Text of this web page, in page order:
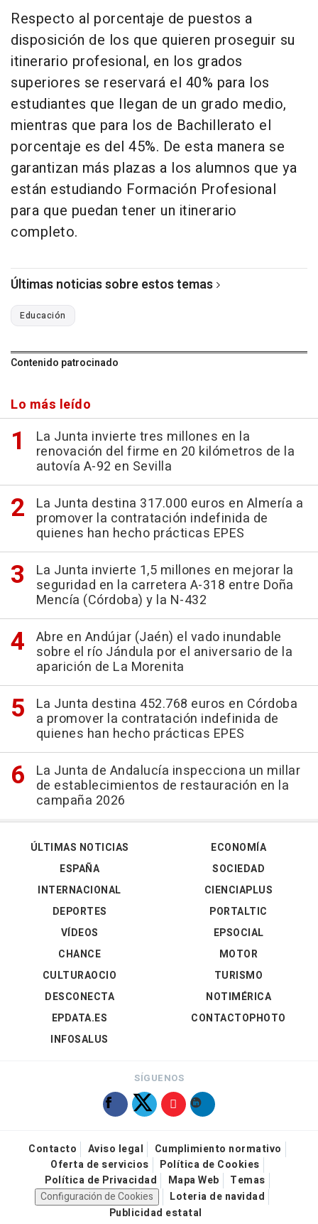
Respecto al porcentaje de puestos a
disposición de los que quieren proseguir su
itinerario profesional, en los grados
superiores se reservará el 40% para los
estudiantes que llegan de un grado medio,
mientras que para los de Bachillerato el
porcentaje es del 45%. De esta manera se
garantizan más plazas a los alumnos que ya
están estudiando Formación Profesional
para que puedan tener un itinerario
completo.
Últimas noticias sobre estos temas
Educación
Contenido patrocinado
Lo más leído
La Junta invierte tres millones en la
renovación del firme en 20 kilómetros de la
autovía A-92 en Sevilla
La Junta destina 317.000 euros en Almería a
promover la contratación indefinida de
quienes han hecho prácticas EPES
La Junta invierte 1,5 millones en mejorar la
seguridad en la carretera A-318 entre Doña
Mencía (Córdoba) y la N-432
Abre en Andújar (Jaén) el vado inundable
sobre el río Jándula por el aniversario de la
aparición de La Morenita
La Junta destina 452.768 euros en Córdoba
a promover la contratación indefinida de
quienes han hecho prácticas EPES
La Junta de Andalucía inspecciona un millar
de establecimientos de restauración en la
campaña 2026
ÚLTIMAS NOTICIAS
ESPAÑA
INTERNACIONAL
DEPORTES
VÍDEOS
ECONOMÍA
SOCIEDAD
CIENCIAPLUS
PORTALTIC
EPSOCIAL
CHANCE
CULTURAOCIO
DESCONECTA
EPDATA.ES
INFOSALUS
MOTOR
TURISMO
NOTIMÉRICA
CONTACTOPHOTO
SÍGUENOS
Contacto Aviso legal
Cumplimiento normativo
Oferta de servicios
Política de Cookies
Política de Privacidad
Mapa Web
Temas
Configuración de Cookies
Loteria de navidad
Publicidad estatal